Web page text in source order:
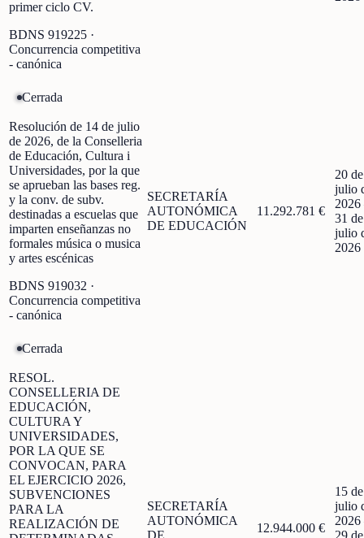
primer ciclo CV.
BDNS 919225 ·
Concurrencia competitiva
- canónica
Cerrada
Resolución de 14 de julio
de 2026, de la Conselleria
de Educación, Cultura i
Universidades, por la que
se aprueban las bases reg.
y la conv. de subv.
destinadas a escuelas que
imparten enseñanzas no
formales música o musica
y artes escénicas
BDNS 919032 ·
Concurrencia competitiva
- canónica
SECRETARÍA
AUTONÓMICA
DE EDUCACIÓN
11.292.781 €
20 de
julio
2026
31 de
julio
2026
Cerrada
RESOL.
CONSELLERIA DE
EDUCACIÓN,
CULTURA Y
UNIVERSIDADES,
POR LA QUE SE
CONVOCAN, PARA
EL EJERCICIO 2026,
SUBVENCIONES
PARA LA
REALIZACIÓN DE
SECRETARÍA
AUTONÓMICA
12.944.000 €
15 de
julio
2026